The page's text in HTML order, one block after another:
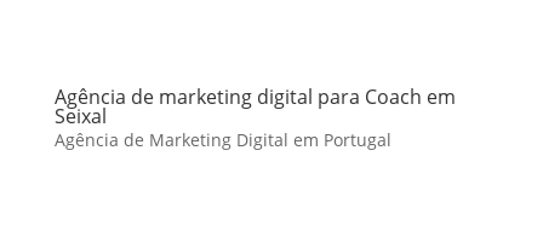
Agência de marketing digital para Coach em
Seixal
Agência de Marketing Digital em Portugal